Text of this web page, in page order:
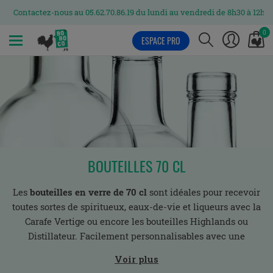
Contactez-nous au 05.62.70.86.19 du lundi au vendredi de 8h30 à 12h et
0
ESPACE PRO
BOUTEILLES 70 CL
Les bouteilles en verre de 70 cl sont idéales pour recevoir
toutes sortes de spiritueux, eaux-de-vie et liqueurs avec la
Carafe Vertige ou encore les bouteilles Highlands ou
Distillateur. Facilement personnalisables avec une
parfaitement votre produit. Aucun doute que vous
Voir plus